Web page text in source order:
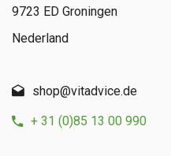
9723 ED Groningen
Nederland
shop@vitadvice.de
+ 31 (0)85 13 00 990